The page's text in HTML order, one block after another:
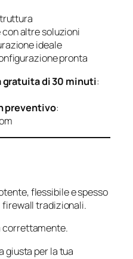
altre soluzioni
ideale
pronta
gratuita di 30 minuti:
preventivo:
flessibile e spesso
firewall tradizionali.
correttamente.
giusta per la tua